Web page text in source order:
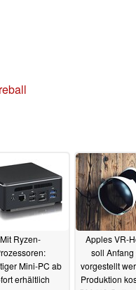
Mit Ryzen-
Mini-PC ab
erhältlich
Apples VR-
soll
vorgestellt
Produktion